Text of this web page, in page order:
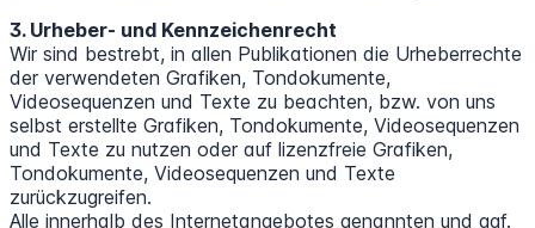
3. Urheber- und Kennzeichenrecht
Wir sind bestrebt, in allen Publikationen die Urheberrechte
der verwendeten Grafiken, Tondokumente,
Videosequenzen und Texte zu beachten, bzw. von uns
selbst erstellte Grafiken, Tondokumente, Videosequenzen
und Texte zu nutzen oder auf lizenzfreie Grafiken,
Tondokumente, Videosequenzen und Texte
zurückzugreifen.
Alle innerhalb des Internetangebotes genannten und ggf.